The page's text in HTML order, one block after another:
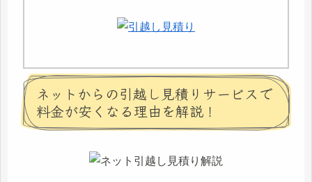
ネットからの引越し見積りサービスで
料金が安くなる理由を解説！